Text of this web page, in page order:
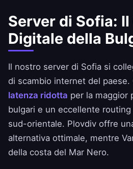
Server di Sofia:
Digitale della
Il nostro server di Sofia si
di scambio internet del
latenza ridotta per la maggior
bulgari e un eccellente
sud-orientale. Plovdiv offre
alternativa ottimale, mentre
della costa del Mar Nero.